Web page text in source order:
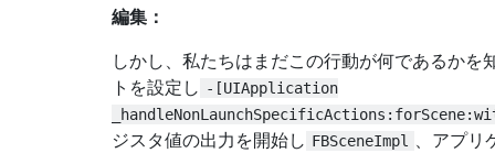
編集：
しかし、私たちはまだこの行動が何であるか
トを設定し -[UIApplication
ジスタ値の出力を開始し FBSceneImpl
、アプ